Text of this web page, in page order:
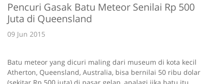
Pencuri Gasak Batu Meteor Senilai Rp 500
Juta di Queensland
09 Jun 2015
Batu meteor yang dicuri maling dari museum di kota kecil
Atherton, Queensland, Australia, bisa bernilai 50 ribu dolar